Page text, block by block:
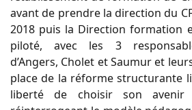
avant de prendre la direction du
2018 puis la Direction formation
piloté, avec les 3
d’Angers, Cholet et Saumur et
place de la réforme structurante
liberté de choisir son avenir